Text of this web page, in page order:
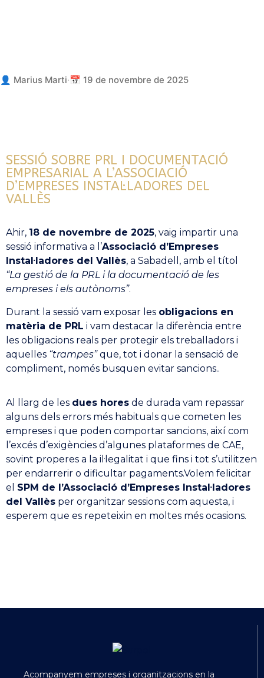
👤 Marius Marti·📅 19 de novembre de 2025
SESSIÓ SOBRE PRL I DOCUMENTACIÓ
EMPRESARIAL A L’ASSOCIACIÓ
D’EMPRESES INSTAL·LADORES DEL
VALLÈS
Ahir, 18 de novembre de 2025, vaig impartir una
sessió informativa a l’Associació d’Empreses
Instal·ladores del Vallès, a Sabadell, amb el títol
“La gestió de la PRL i la documentació de les
empreses i els autònoms”.
Durant la sessió vam exposar les obligacions en
matèria de PRL i vam destacar la diferència entre
les obligacions reals per protegir els treballadors i
aquelles “trampes”que, tot i donar la sensació de
compliment, només busquen evitar sancions..
Al llarg de les dues hores de durada vam repassar
alguns dels errors més habituals que cometen les
empreses i que poden comportar sancions, així com
l’excés d’exigències d’algunes plataformes de CAE,
sovint properes a la il·legalitat i que fins i tot s’utilitzen
per endarrerir o dificultar pagaments.Volem felicitar
el SPM de l’Associació d’Empreses Instal·ladores
del Vallès per organitzar sessions com aquesta, i
esperem que es repeteixin en moltes més ocasions.
Acompanyem empreses i organitzacions en la